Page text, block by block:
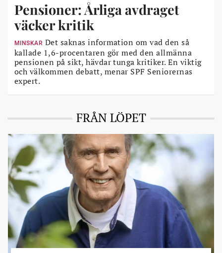
Pensioner: Årliga avdraget
väcker kritik
MINSKAR Det saknas information om vad den så
kallade 1,6-procentaren gör med den allmänna
pensionen på sikt, hävdar tunga kritiker. En viktig
och välkommen debatt, menar SPF Seniorernas
expert.
FRÅN LÖPET